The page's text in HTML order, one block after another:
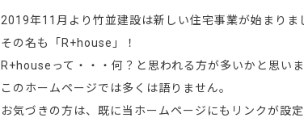
2019年11月より竹並建設は新しい住宅事業が始まりま
その名も「R+house」！
R+houseって・・・何？と思われる方が多いかと思いま
このホームページでは多くは語りません。
お気づきの方は、既に当ホームページにもリンクが設